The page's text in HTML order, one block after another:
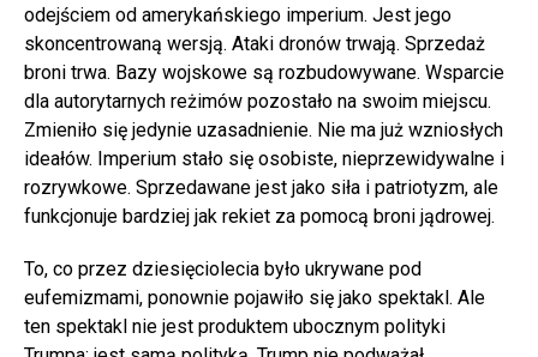
odejściem od amerykańskiego imperium. Jest jego
skoncentrowaną wersją. Ataki dronów trwają. Sprzedaż
broni trwa. Bazy wojskowe są rozbudowywane. Wsparcie
dla autorytarnych reżimów pozostało na swoim miejscu.
Zmieniło się jedynie uzasadnienie. Nie ma już wzniosłych
ideałów. Imperium stało się osobiste, nieprzewidywalne i
rozrywkowe. Sprzedawane jest jako siła i patriotyzm, ale
funkcjonuje bardziej jak rekiet za pomocą broni jądrowej.
To, co przez dziesięciolecia było ukrywane pod
eufemizmami, ponownie pojawiło się jako spektakl. Ale
ten spektakl nie jest produktem ubocznym polityki